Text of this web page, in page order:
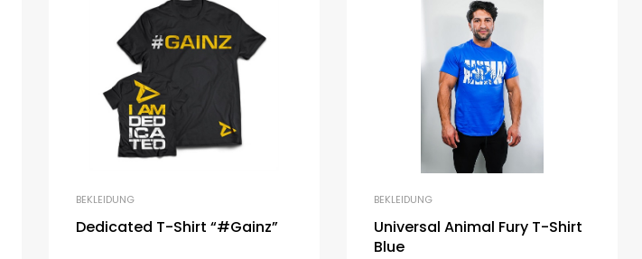
BEKLEIDUNG
Dedicated T-Shirt “#Gainz”
BEKLEIDUNG
Universal Animal Fury T-Shirt
Blue